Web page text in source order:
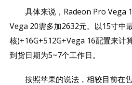
具体来说，Radeon Pro Vega
Vega 20需多加2632元。以15寸中
核)+16G+512G+Vega 16配置来计
到货日期为5~7个工作日。
按照苹果的说法，相较目前在